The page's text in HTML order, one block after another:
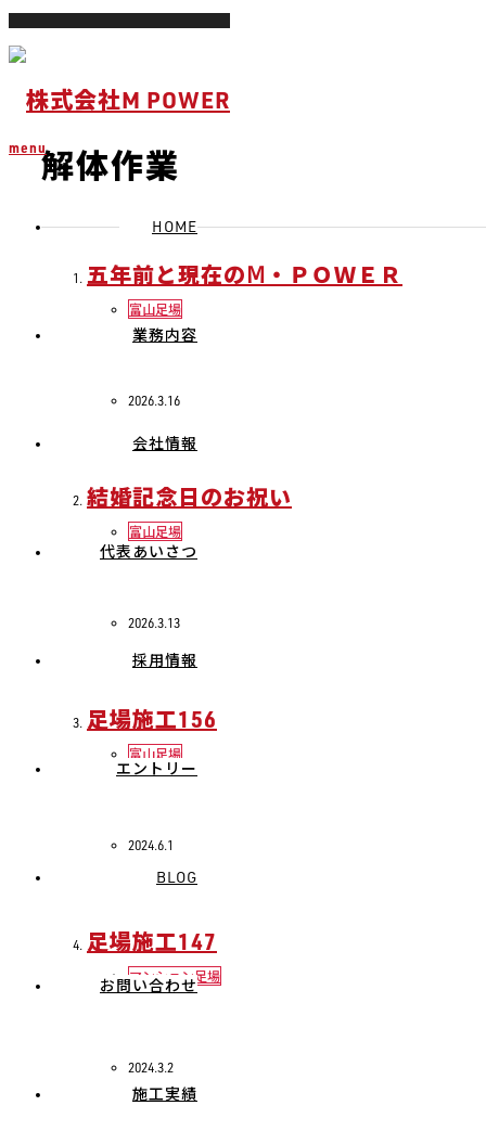
menu
HOME
業務内容
会社情報
代表あいさつ
採用情報
エントリー
BLOG
お問い合わせ
施工実績
解体作業
五年前と現在のⅯ・ＰＯＷＥＲ
富山足場
2026.3.16
結婚記念日のお祝い
富山足場
2026.3.13
足場施工156
富山足場
2024.6.1
足場施工147
マンション足場
2024.3.2